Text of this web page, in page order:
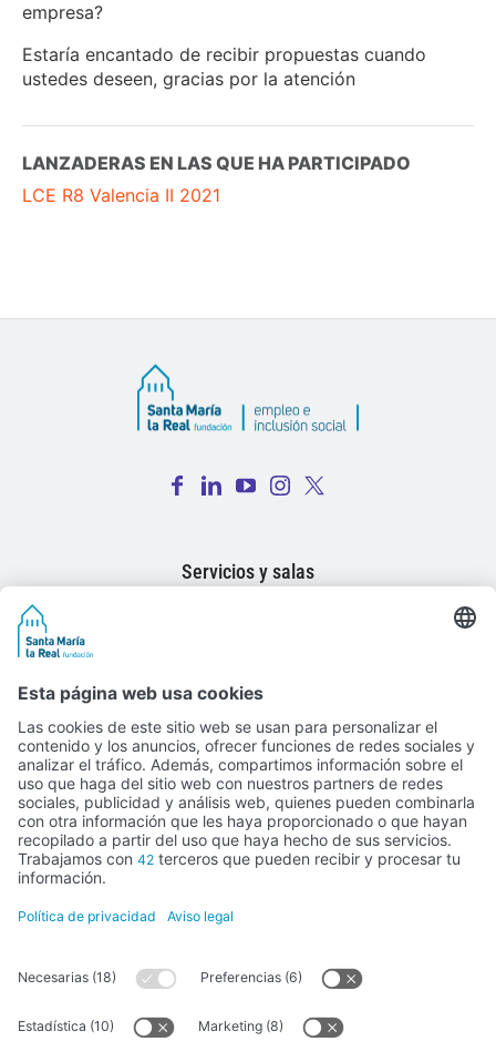
empresa?
Estaría encantado de recibir propuestas cuando
ustedes deseen, gracias por la atención
LANZADERAS EN LAS QUE HA PARTICIPADO
LCE R8 Valencia II 2021
ok
In
e
am
X
Servicios y salas
Actualidad
Testimonios
Contacto
Legal
Política de cookies
Recibe nuestro Newsletter